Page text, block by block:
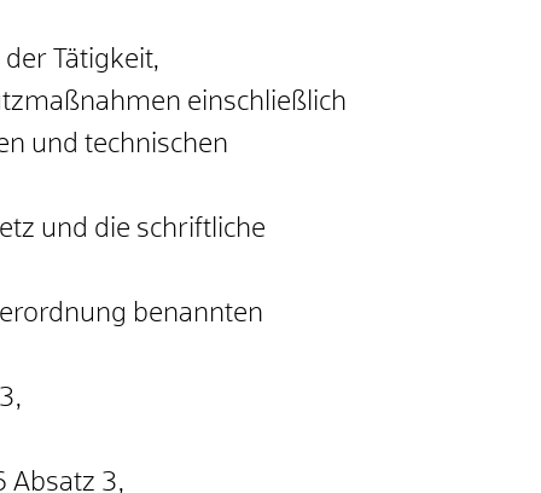
Tätigkeit,
einschließlich
und technischen
und die schriftliche
benannten
Absatz 3,